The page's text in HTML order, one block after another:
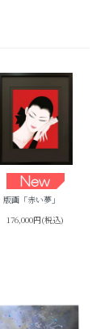
版画「赤い夢」
176,000円(税込)